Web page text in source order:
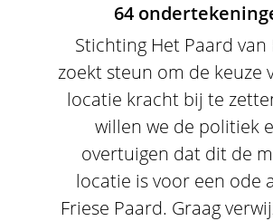
64
Stichting Het Paard van
zoekt steun om de keuze
locatie kracht bij te
willen we de politiek
overtuigen dat dit de
locatie is voor een ode
Friese Paard. Graag